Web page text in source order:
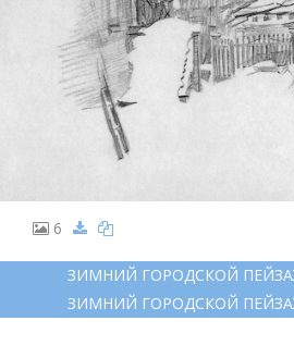
6
ЗИМНИЙ ГОРОДСКОЙ
ЗИМНИЙ ГОРОДСКОЙ